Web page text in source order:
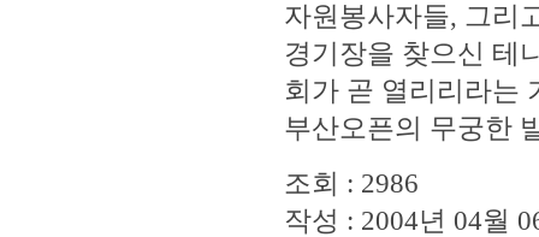
자원봉사자들, 그리
경기장을 찾으신 테
회가 곧 열리리라는
부산오픈의 무궁한
조회 : 2986
작성 : 2004년 04월